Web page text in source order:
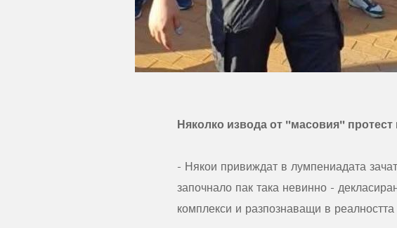
Няколко извода от "масовия"
- Някои привиждат в лумпениадата
започнало пак така невинно -
комплекси и разпознаващи в